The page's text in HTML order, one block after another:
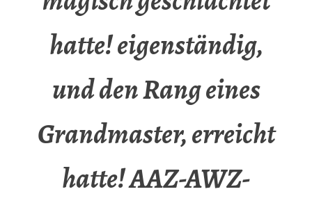
hatte! eigenständig,
und den Rang eines
Grandmaster, erreicht
hatte! AAZ-AWZ-